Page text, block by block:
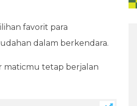
favorit para
dalam berkendara.
maticmu tetap berjalan